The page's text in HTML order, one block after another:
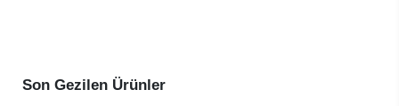
Son Gezilen Ürünler